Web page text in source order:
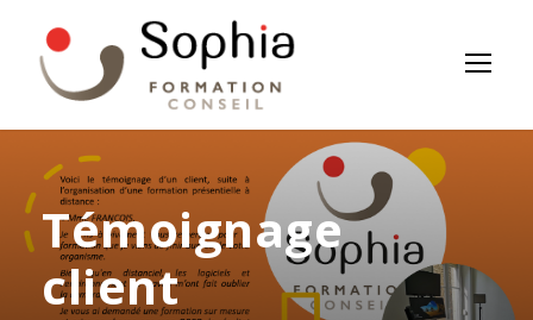
Témoignage
client
Panneau de gestion des cookies